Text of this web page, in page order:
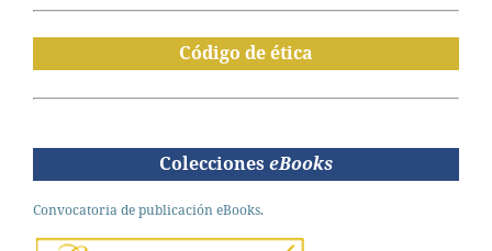
Código de ética
Colecciones eBooks
Convocatoria de publicación eBooks.